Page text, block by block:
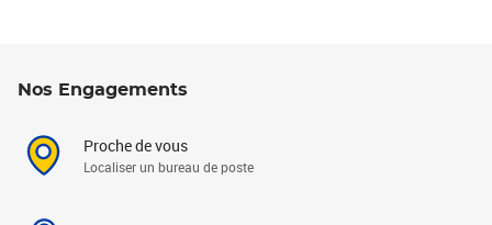
Nos Engagements
Proche de vous
Localiser un bureau de poste